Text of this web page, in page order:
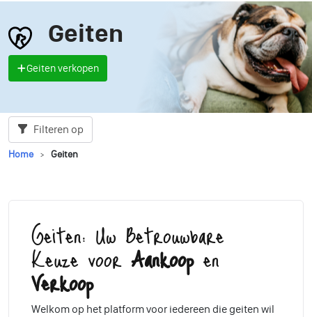
Geiten
Geiten verkopen
Filteren op
Home Geiten
Geiten: Uw Betrouwbare
Keuze voorAankoopen
Verkoop
Welkom op het platform voor iedereen die geiten wil